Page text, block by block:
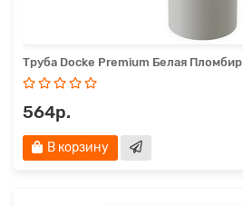
Труба Docke Premium Белая Пломбир
564р.
В корзину